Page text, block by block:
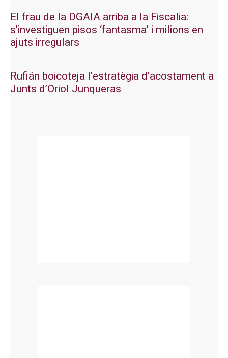
El frau de la DGAIA arriba a la Fiscalia:
s’investiguen pisos ‘fantasma’ i milions en
ajuts irregulars
Rufián boicoteja l’estratègia d’acostament a
Junts d’Oriol Junqueras